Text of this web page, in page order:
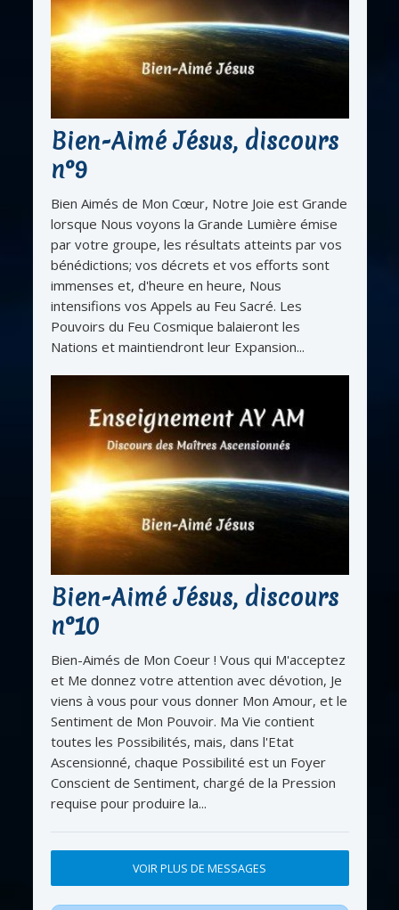
Bien-Aimé Jésus, discours
n°9
Bien Aimés de Mon Cœur, Notre Joie est Grande
lorsque Nous voyons la Grande Lumière émise
par votre groupe, les résultats atteints par vos
bénédictions; vos décrets et vos efforts sont
immenses et, d'heure en heure, Nous
intensifions vos Appels au Feu Sacré. Les
Pouvoirs du Feu Cosmique balaieront les
Nations et maintiendront leur Expansion...
Bien-Aimé Jésus, discours
n°10
Bien-Aimés de Mon Coeur ! Vous qui M'acceptez
et Me donnez votre attention avec dévotion, Je
viens à vous pour vous donner Mon Amour, et le
Sentiment de Mon Pouvoir. Ma Vie contient
toutes les Possibilités, mais, dans l'Etat
Ascensionné, chaque Possibilité est un Foyer
Conscient de Sentiment, chargé de la Pression
requise pour produire la...
VOIR PLUS DE MESSAGES